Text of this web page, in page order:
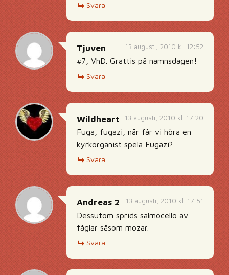
Svara
13 augusti, 2010 kl. 12:52
Tjuven
#7, VhD. Grattis på namnsdagen!
Svara
13 augusti, 2010 kl. 17:20
Wildheart
Fuga, fugazi, när får vi höra en
kyrkorganist spela Fugazi?
Svara
13 augusti, 2010 kl. 17:51
Andreas 2
Dessutom sprids salmocello av
fåglar såsom mozar.
Svara